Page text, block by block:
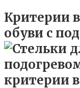
Критерии
обуви с